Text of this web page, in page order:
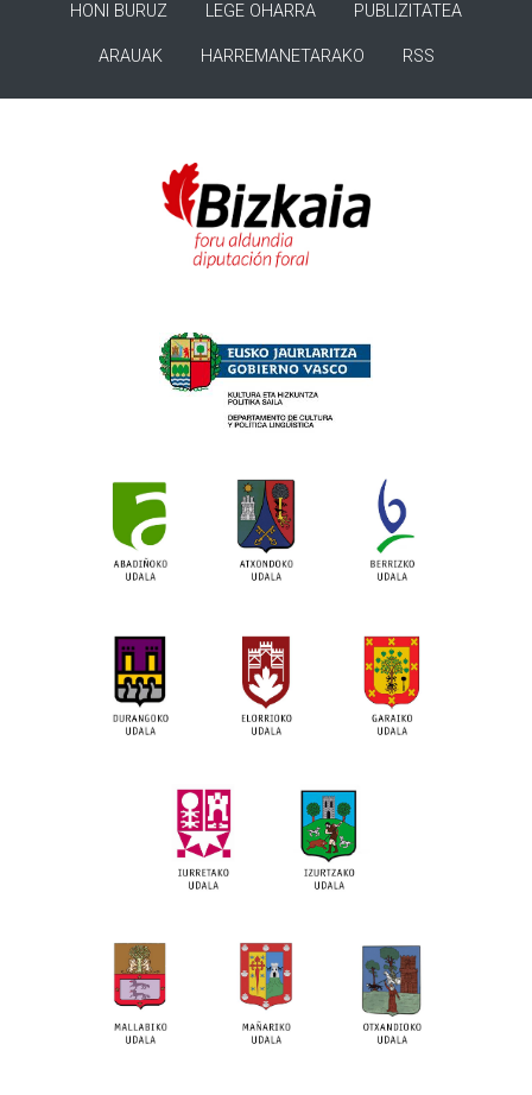
HONI BURUZ LEGE OHARRA PUBLIZITATEA
ARAUAK HARREMANETARAKO RSS